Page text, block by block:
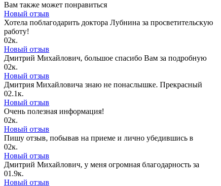
Вам также может понравиться
Новый отзыв
Хотела поблагодарить доктора Лубнина за просветительскую
работу!
02к.
Новый отзыв
Дмитрий Михайлович, большое спасибо Вам за подробную
02к.
Новый отзыв
Дмитрия Михайловича знаю не понаслышке. Прекрасный
02.1к.
Новый отзыв
Очень полезная информация!
02к.
Новый отзыв
Пишу отзыв, побывав на приеме и лично убедившись в
02к.
Новый отзыв
Дмитрий Михайлович, у меня огромная благодарность за
01.9к.
Новый отзыв